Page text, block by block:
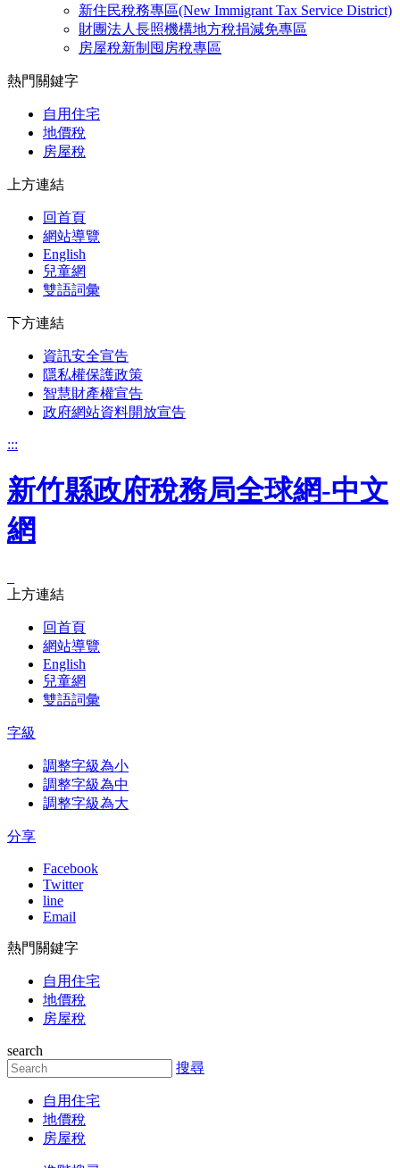
新住民稅務專區(New Immigrant Tax Service District)
財團法人長照機構地方稅捐減免專區
房屋稅新制囤房稅專區
熱門關鍵字
自用住宅
地價稅
房屋稅
上方連結
回首頁
網站導覽
English
兒童網
雙語詞彙
下方連結
資訊安全宣告
隱私權保護政策
智慧財產權宣告
政府網站資料開放宣告
:::
新竹縣政府稅務局全球網-中文
網
上方連結
回首頁
網站導覽
English
兒童網
雙語詞彙
字級
調整字級為小
調整字級為中
調整字級為大
分享
Facebook
Twitter
line
Email
熱門關鍵字
自用住宅
地價稅
房屋稅
search
搜尋
自用住宅
地價稅
房屋稅